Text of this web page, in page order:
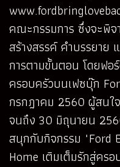
คณะกรรมการ ซึ่งจะพิจ
สร้างสรรค์ คำบรรยาย
การตามขั้นตอน โดยฟอ
ครอบครัวบนเฟซบุ๊ก
กรกฎาคม 2560 ผู้สนใ
จนถึง 30 มิถุนายน
สนุกกับกิจกรรม "Ford
Home เติมเต็มรักสู่ครอ